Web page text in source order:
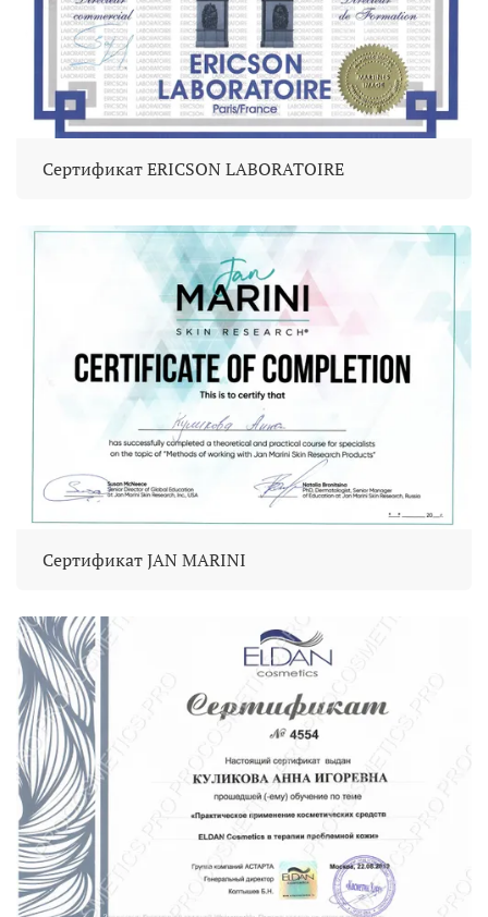
Сертификат ERICSON LABORATOIRE
Сертификат JAN MARINI